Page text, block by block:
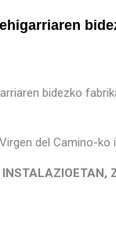
bidezko
del Camino-ko